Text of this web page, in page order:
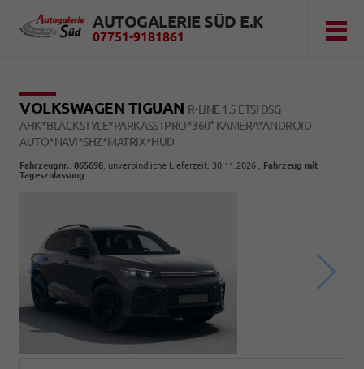
AUTOGALERIE SÜD E.K
07751-9181861
VOLKSWAGEN TIGUAN R-LINE 1.5 ETSI DSG
AHK*BLACKSTYLE*PARKASSTPRO*360° KAMERA*ANDROID
AUTO*NAVI*SHZ*MATRIX*HUD
Fahrzeugnr.: 865698 , unverbindliche Lieferzeit: 30.11.2026
Fahrzeug mit
Tageszulassung